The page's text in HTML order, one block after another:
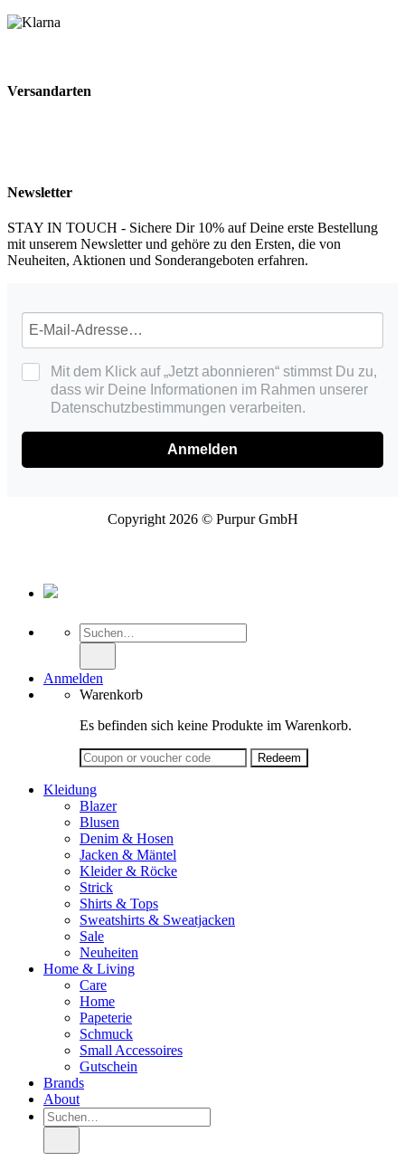
Versandarten
Newsletter
STAY IN TOUCH - Sichere Dir 10% auf Deine erste Bestellung
mit unserem Newsletter und gehöre zu den Ersten, die von
Neuheiten, Aktionen und Sonderangeboten erfahren.
Mit dem Klick auf „Jetzt abonnieren“ stimmst Du zu,
dass wir Deine Informationen im Rahmen unserer
Datenschutzbestimmungen verarbeiten.
Anmelden
Copyright 2026 © Purpur GmbH
Suche
nach:
Anmelden
Warenkorb
Es befinden sich keine Produkte im Warenkorb.
Kleidung
Blazer
Blusen
Denim & Hosen
Jacken & Mäntel
Kleider & Röcke
Strick
Shirts & Tops
Sweatshirts & Sweatjacken
Sale
Neuheiten
Home & Living
Care
Home
Papeterie
Schmuck
Small Accessoires
Gutschein
Brands
About
Suche
nach: